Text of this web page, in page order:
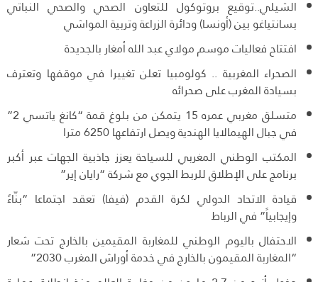
الشيلي..توقيع بروتوكول للتعاون الصحي والصحي النباتي
بسانتياغو بين (أونسا) ودائرة الزراعة وتربية المواشي
افتتاح فعاليات موسم مولاي عبد الله أمغار بالجديدة
الصحراء المغربية .. كولومبيا تعلن تغييرا في موقفها وتعترف
بسيادة المغرب على صحرائه
متسلق مغربي عمره 15 يتمكن من بلوغ قمة “كانغ ياتسي 2”
في جبال الهيمالايا الهندية ويصل ارتفاعها 6250 مترا
المكتب الوطني المغربي للسياحة يعزز جاذبية الجهات عبر أكبر
برنامج على الإطلاق للربط الجوي مع شركة “رايان إير”
قيادة الاتحاد الدولي لكرة القدم (فيفا) تعقد اجتماعا “بنّاءً
وإيجابياً” في الرباط
الاحتفال باليوم الوطني للمغاربة المقيمين بالخارج تحت شعار
“المغاربة المقيمون بالخارج في خدمة أوراش المغرب 2030”